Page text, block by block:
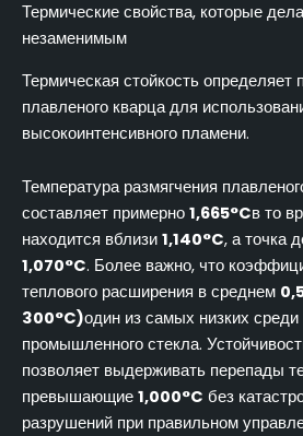
Термические свойства, которые
незаменимым
Термическая стойкость определяет
плавленого кварца для
высокоинтенсивного пламени.
Температура размягчения
составляет примерно 1,665°Cв то
находится вблизи 1,140°C, а точка
1,070°C. Более важно, что
теплового расширения в среднем
300°C)один из самых низких
промышленного стекла.
позволяет выдерживать перепады
превышающие 1,000°C без
разрушений при правильном